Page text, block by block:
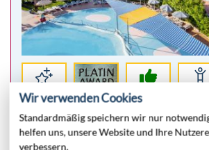
Club
Empfehlung
Highlights:
Wir verwenden Cookies
Standardmäßig speichern wir nur
helfen uns, unsere Website und Ihre
verbessern.